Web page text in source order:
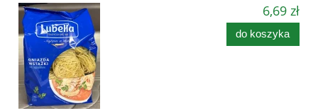
6,69 zł
do koszyka